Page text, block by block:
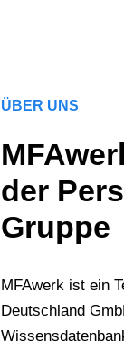
ÜBER UNS
der
Gruppe
MFAwerk ist ein
Deutschland